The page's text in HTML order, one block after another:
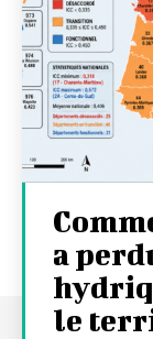
a
le